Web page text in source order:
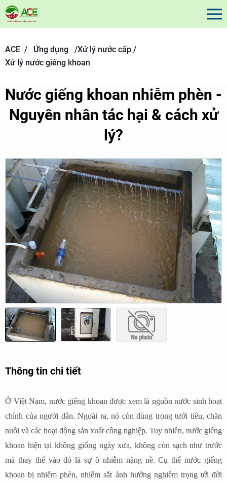
ACE / Ứng dụng /Xử lý nước cấp /
Xử lý nước giếng khoan
Nước giếng khoan nhiễm phèn -
Nguyên nhân tác hại & cách xử
lý?
Thông tin chi tiết
Ở Việt Nam, nước giếng khoan được xem là nguồn nước sinh hoạt
chính của người dân. Ngoài ra, nó còn dùng trong tưới tiêu, chăn
nuôi và các hoạt động sản xuất công nghiệp. Tuy nhiên, nước giếng
khoan hiện tại không giống ngày xưa, không còn sạch như trước
mà thay thế vào đó là sự ô nhiễm nặng nề. Cụ thể nước giếng
khoan bị nhiễm phèn, nhiễm sắt ảnh hưởng nghiêm trọng tới đời